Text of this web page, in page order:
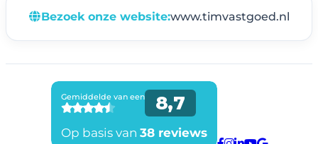
Bezoek onze website:www.timvastgoed.nl